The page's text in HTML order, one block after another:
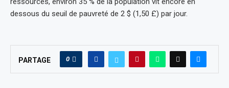
dessous du seuil de pauvreté de 2 $ (1,50 £) par jour.
PARTAGE 0